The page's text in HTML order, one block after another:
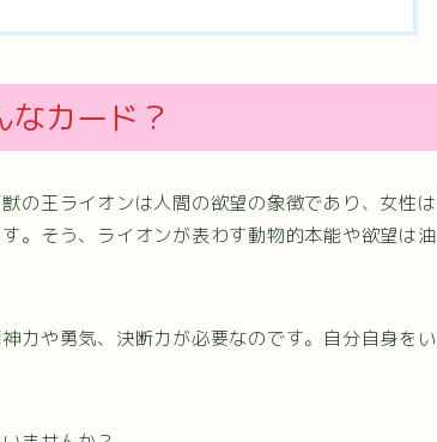
なカード？
の王ライオンは人間の欲望の象徴であり、女性は
。そう、ライオンが表わす動物的本能や欲望は油
力や勇気、決断力が必要なのです。自分自身をい